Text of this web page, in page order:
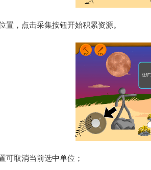
置，点击采集按钮开始积累资源。
可取消当前选中单位；